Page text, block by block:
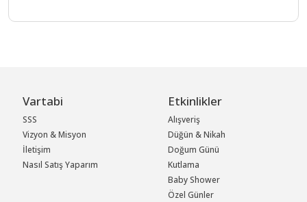
Vartabi
SSS
Vizyon & Misyon
İletişim
Nasıl Satış Yaparım
Etkinlikler
Alışveriş
Düğün & Nikah
Doğum Günü
Kutlama
Baby Shower
Özel Günler